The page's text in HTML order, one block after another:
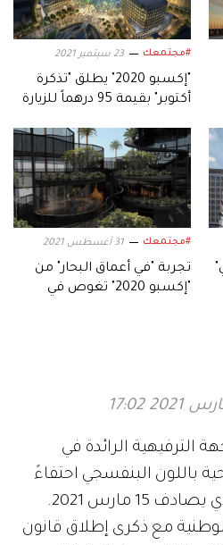
#مجتمعك 23 سبتمبر 2021
"إكسبو 2020" يطلق "تذكرة
أكتوبر" بقيمة 95 درهماً للزيارة
#مجتمعك 31 أغسطس 2021
تجربة "في أعماق البحار" من
"إكسبو 2020" تغوص في
الترفيهية الرائدة في
باللون البنفسجي احتفاءً
مارس 2021.
مع ذكرى إطلاق قانون